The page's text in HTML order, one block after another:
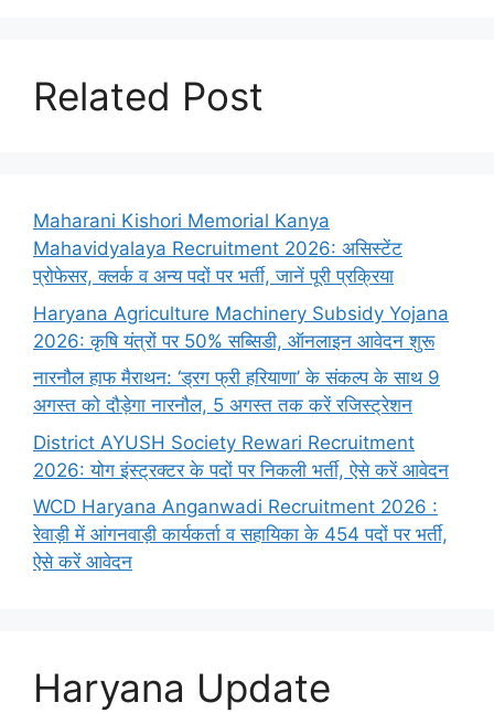
Related Post
Maharani Kishori Memorial Kanya
Mahavidyalaya Recruitment 2026: असिस्टेंट
प्रोफेसर, क्लर्क व अन्य पदों पर भर्ती, जानें पूरी प्रक्रिया
Haryana Agriculture Machinery Subsidy Yojana
2026: कृषि यंत्रों पर 50% सब्सिडी, ऑनलाइन आवेदन शुरू
नारनौल हाफ मैराथन: ‘ड्रग फ्री हरियाणा’ के संकल्प के साथ 9
अगस्त को दौड़ेगा नारनौल, 5 अगस्त तक करें रजिस्ट्रेशन
District AYUSH Society Rewari Recruitment
2026: योग इंस्ट्रक्टर के पदों पर निकली भर्ती, ऐसे करें आवेदन
WCD Haryana Anganwadi Recruitment 2026 :
रेवाड़ी में आंगनवाड़ी कार्यकर्ता व सहायिका के 454 पदों पर भर्ती,
ऐसे करें आवेदन
Haryana Update